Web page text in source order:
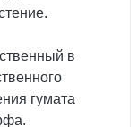
в
гумата